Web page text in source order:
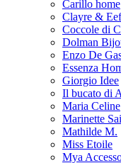
Carillo home
Clayre & Eef
Coccole di
Dolman
Enzo De
Essenza
Giorgio Idee
Il bucato di
Maria Celine
Marinette
Mathilde M.
Miss Etoile
Mya